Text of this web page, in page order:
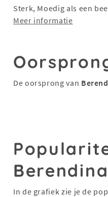
Sterk, Moedig als een
Meer informatie
De oorsprong van
Berendina
In de grafiek zie je de